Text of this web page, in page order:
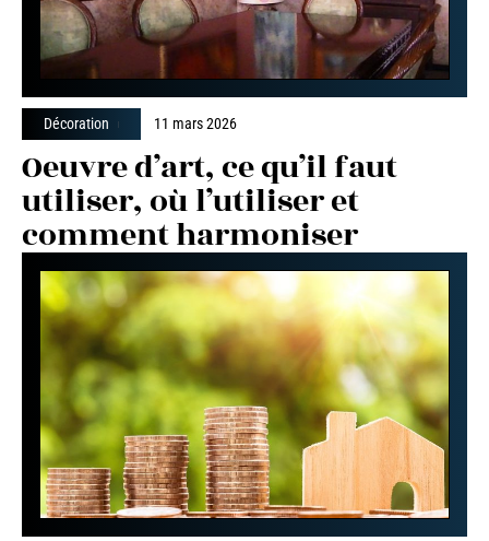
Décoration 11 mars 2026
Oeuvre d’art, ce qu’il faut
utiliser, où l’utiliser et
comment harmoniser